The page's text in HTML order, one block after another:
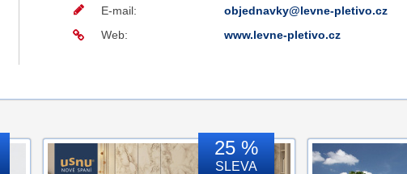
E-mail:
objednavky@levne-pletivo.cz
Web:
www.levne-pletivo.cz
25 %
SLEVA